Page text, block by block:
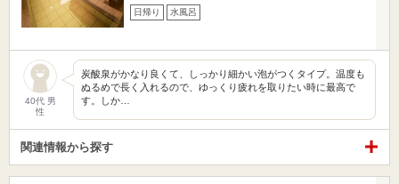
日帰り 水風呂
40代 男
性
炭酸泉がかなり良くて、しっかり細かい泡がつくタイプ。温度も
ぬるめで長く入れるので、ゆっくり疲れを取りたい時に最高で
す。しか…
関連情報から探す